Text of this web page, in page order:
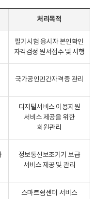
처리목적
필기시험 응시자 본인확인
자격검정 원서접수 및 시행
국가공인민간자격증 관리
디지털서비스 이용지원
서비스 제공을 위한
회원관리
정보통신보조기기 보급
서비스 제공 및 관리
스마트쉼센터 서비스